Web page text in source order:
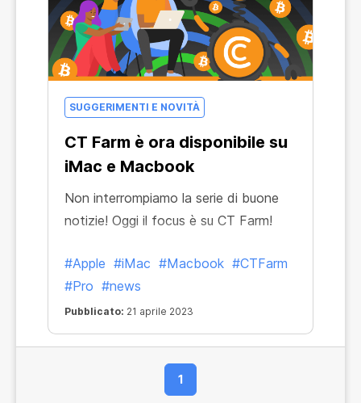
SUGGERIMENTI E NOVITÀ
CT Farm è ora disponibile su
iMac e Macbook
Non interrompiamo la serie di buone
notizie! Oggi il focus è su CT Farm!
#Apple #iMac #Macbook #CTFarm
#Pro #news
Pubblicato: 21 aprile 2023
1